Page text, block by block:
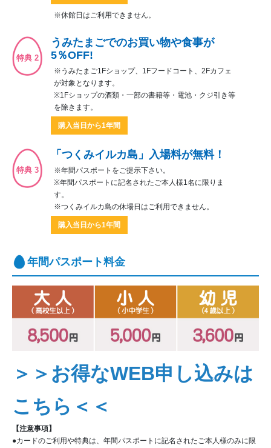
※休館日はご利用できません。
特典 2
うみたまごでのお買い物や食事が
5％OFF!
※うみたまご1Fショップ、1Fフードコート、2Fカフェ
が対象となります。
※1Fショップの酒類・一部の書籍等・電池・クジ引き等
を除きます。
購入当日から1年間
特典 3
「つくみイルカ島」入場料が無料！
※年間パスポートをご提示下さい。
※年間パスポートに記名されたご本人様1名に限りま
す。
※つくみイルカ島の休場日はご利用できません。
購入当日から1年間
年間パスポート料金
＞＞お得なWEB申し込みは
こちら＜＜
【注意事項】
●カードのご利用や特典は、年間パスポートに記名されたご本人様のみに限